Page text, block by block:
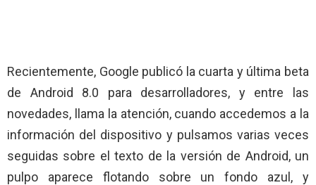
Recientemente, Google publicó la cuarta y última beta
de Android 8.0 para desarrolladores, y entre las
novedades, llama la atención, cuando accedemos a la
información del dispositivo y pulsamos varias veces
seguidas sobre el texto de la versión de Android, un
pulpo aparece flotando sobre un fondo azul, y